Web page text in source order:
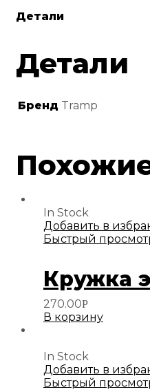
Детали
Детали
Бренд Tramp
In Stock
Добавить в
Быстрый
Кружка
270.00Р
В корзину
In Stock
Добавить в
Быстрый